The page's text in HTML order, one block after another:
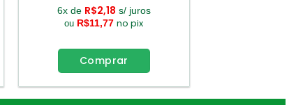
era:
R$22,00.
R$13,08.
6x de R$2,18 s/ juros
ou R$11,77 no pix
Comprar